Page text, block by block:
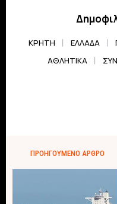
ΚΡΗΤΗ ΕΛΛΆΔΑ
ΑΘΛΗΤΙΚΆ
ΠΡΟΗΓΟΎΜΕΝΟ ΆΡΘΡΟ